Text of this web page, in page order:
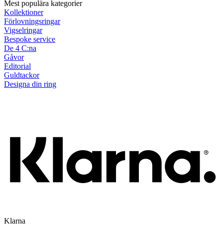
Mest populära kategorier
Kollektioner
Förlovningsringar
Vigselringar
Bespoke service
De 4 C:na
Gåvor
Editorial
Guldtackor
Designa din ring
Klarna